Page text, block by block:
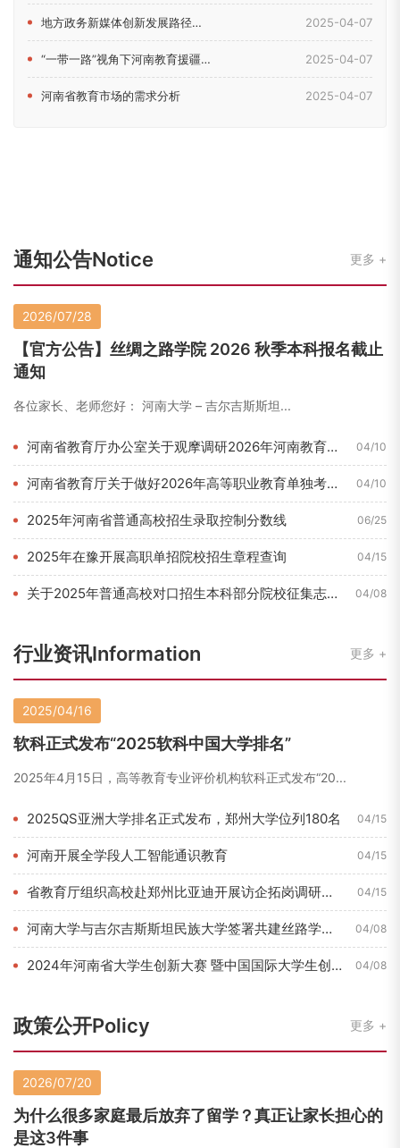
地方政务新媒体创新发展路径研究——以河南省教育厅新媒体为例 2025-04-07
“一带一路”视角下河南教育援疆问题研究 2025-04-07
河南省教育市场的需求分析 2025-04-07
通知公告Notice 更多
2026/07/28
【官方公告】丝绸之路学院 2026 秋季本科报名截止
通知
各位家长、老师您好： 河南大学 – 吉尔吉斯斯坦...
河南省教育厅办公室关于观摩调研2026年河南教育博览会的通知... 04/10
河南省教育厅关于做好2026年高等职业教育单独考试招生和技能... 04/10
2025年河南省普通高校招生录取控制分数线 06/25
2025年在豫开展高职单招院校招生章程查询 04/15
关于2025年普通高校对口招生本科部分院校征集志愿的通知 04/08
行业资讯Information 更多
2025/04/16
软科正式发布“2025软科中国大学排名”
2025年4月15日，高等教育专业评价机构软科正式发布“20...
2025QS亚洲大学排名正式发布，郑州大学位列180名 04/15
河南开展全学段人工智能通识教育 04/15
省教育厅组织高校赴郑州比亚迪开展访企拓岗调研活动 04/15
河南大学与吉尔吉斯斯坦民族大学签署共建丝路学院合作协议 04/08
2024年河南省大学生创新大赛 暨中国国际大学生创新大赛河南... 04/08
政策公开Policy 更多
2026/07/20
为什么很多家庭最后放弃了留学？真正让家长担心的
是这3件事